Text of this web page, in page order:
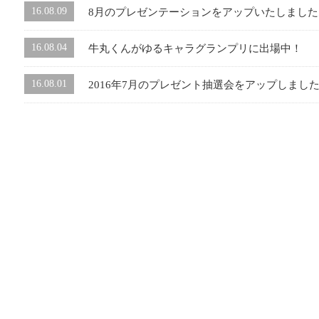
16.08.09 8月のプレゼンテーションをアップいたしました
16.08.04 牛丸くんがゆるキャラグランプリに出場中！
16.08.01 2016年7月のプレゼント抽選会をアップしました